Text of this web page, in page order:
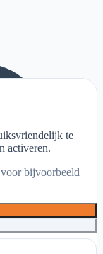
te
activeren.
bijvoorbeeld